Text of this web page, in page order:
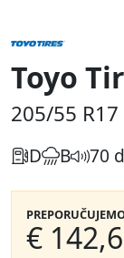
Toyo
205/55 R17
D B 70
€